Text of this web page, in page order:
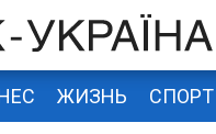
ЖИЗНЬ СПОРТ